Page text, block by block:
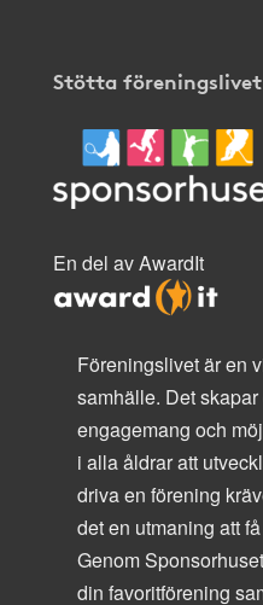
Stötta föreningslivet
En del av AwardIt
Föreningslivet är en
samhälle. Det
engagemang och
i alla åldrar att
driva en förening
det en utmaning att
Genom
din favoritförening